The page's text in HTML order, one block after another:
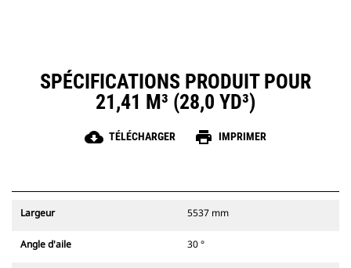
SPÉCIFICATIONS PRODUIT POUR
21,41 M³ (28,0 YD³)
cloud_download TÉLÉCHARGER print IMPRIMER
Largeur 5537 mm
Angle d'aile 30 °